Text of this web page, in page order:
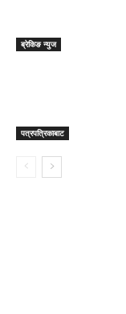
ब्रेकिङ न्युज
पत्रपत्रिकाबाट